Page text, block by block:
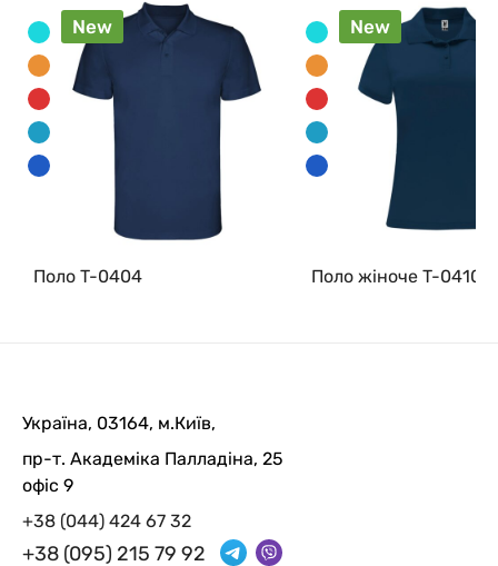
New
Поло T-0404
New
Поло жіноче T-0410
Україна, 03164, м.Київ,
пр-т. Академіка Палладіна, 25
офіс 9
+38 (044) 424 67 32
+38 (095) 215 79 92